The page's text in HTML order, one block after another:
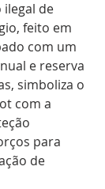
de
feito em
com um
e reserva
simboliza o
com a
para
de